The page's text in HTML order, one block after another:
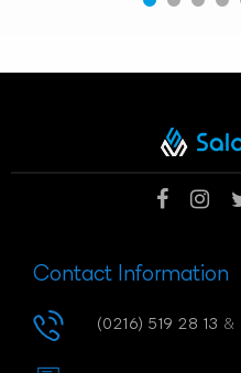
Contact Information
(0216) 519 28 13 &